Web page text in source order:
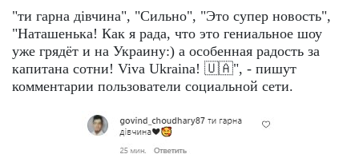
"ти гарна дівчина", "Сильно", "Это супер новость",
"Наташенька! Как я рада, что это гениальное шоу
уже грядёт и на Украину:) а особенная радость за
капитана сотни! Viva Ukraina! 🇺🇦", - пишут
комментарии пользователи социальной сети.